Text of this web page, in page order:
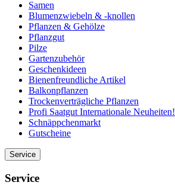
Samen
Blumenzwiebeln & -knollen
Pflanzen & Gehölze
Pflanzgut
Pilze
Gartenzubehör
Geschenkideen
Bienenfreundliche Artikel
Balkonpflanzen
Trockenverträgliche Pflanzen
Profi Saatgut Internationale Neuheiten!
Schnäppchenmarkt
Gutscheine
Service
Service